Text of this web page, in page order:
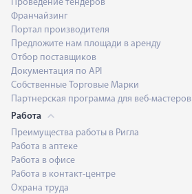
Проведение тендеров
Франчайзинг
Портал производителя
Предложите нам площади в аренду
Отбор поставщиков
Документация по API
Собственные Торговые Марки
Партнерская программа для веб-мастеров
Работа
Преимущества работы в Ригла
Работа в аптеке
Работа в офисе
Работа в контакт-центре
Охрана труда